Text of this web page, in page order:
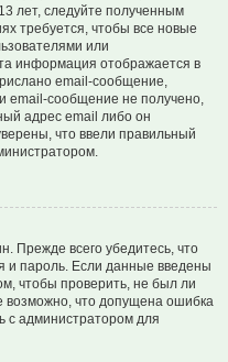
лет, следуйте полученным
требуется, чтобы все новые
или
информация отображается в
email-сообщение,
email-сообщение не получено,
адрес email либо он
что ввели правильный
Прежде всего убедитесь, что
и пароль. Если данные введены
чтобы проверить, не был ли
возможно, что допущена ошибка
с администратором для